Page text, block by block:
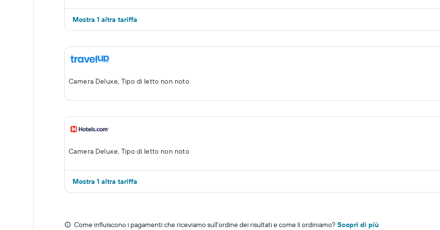
Mostra 1 altra tariffa
Camera Deluxe, Tipo di letto non noto
Camera Deluxe, Tipo di letto non noto
Mostra 1 altra tariffa
Come influiscono i pagamenti che riceviamo sull'ordine dei risultati e come li ordiniamo? Scopri di più